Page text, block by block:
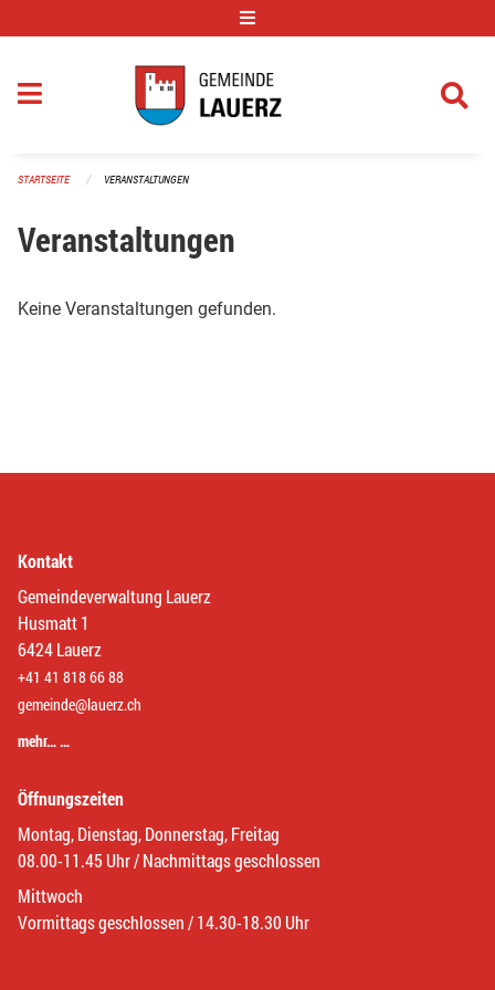
STARTSEITE VERANSTALTUNGEN
Veranstaltungen
Keine Veranstaltungen gefunden.
Kontakt
Gemeindeverwaltung Lauerz
Husmatt 1
6424 Lauerz
+41 41 818 66 88
gemeinde@lauerz.ch
mehr… …
Öffnungszeiten
Montag, Dienstag, Donnerstag, Freitag
08.00-11.45 Uhr / Nachmittags geschlossen
Mittwoch
Vormittags geschlossen / 14.30-18.30 Uhr